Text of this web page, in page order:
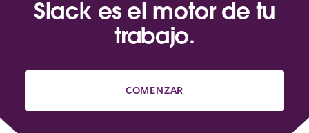
Slack es el motor de tu
trabajo.
COMENZAR